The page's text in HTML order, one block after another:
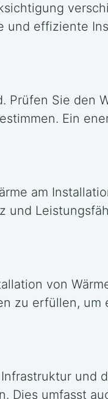
und effiziente
Prüfen Sie den
Ein
am
und
von
zu erfüllen, um
und
Dies umfasst